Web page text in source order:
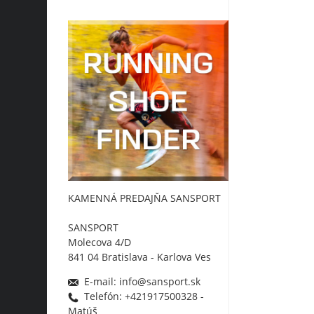
KAMENNÁ PREDAJŇA SANSPORT
SANSPORT
Molecova 4/D
841 04 Bratislava - Karlova Ves
E-mail: info@sansport.sk
Telefón: +421917500328 -
Matúš